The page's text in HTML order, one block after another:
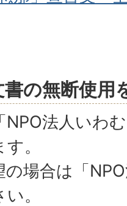
の無断使用
NPO法人いわ
。
場合は「
。